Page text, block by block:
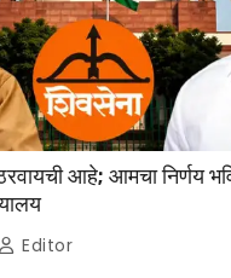
आहे; आमचा निर्णय
Editor